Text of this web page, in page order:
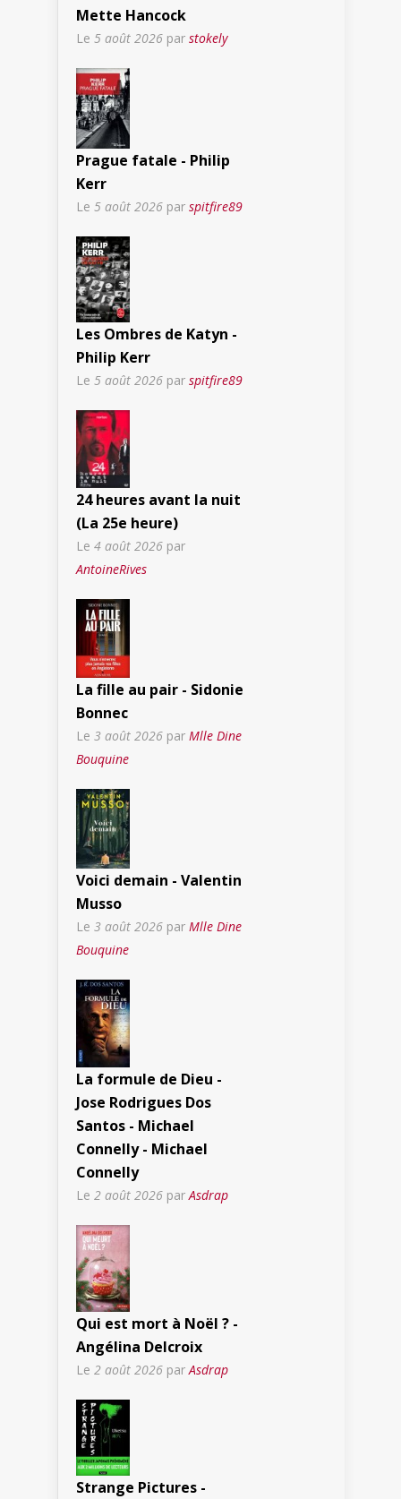
Mette Hancock
Le 5 août 2026 par stokely
Prague fatale - Philip
Kerr
Le 5 août 2026 par spitfire89
Les Ombres de Katyn -
Philip Kerr
Le 5 août 2026 par spitfire89
24 heures avant la nuit
(La 25e heure)
Le 4 août 2026 par
AntoineRives
La fille au pair - Sidonie
Bonnec
Le 3 août 2026 par Mlle Dine
Bouquine
Voici demain - Valentin
Musso
Le 3 août 2026 par Mlle Dine
Bouquine
La formule de Dieu -
Jose Rodrigues Dos
Santos - Michael
Connelly - Michael
Connelly
Le 2 août 2026 parAsdrap
Qui est mort à Noël ? -
Angélina Delcroix
Le 2 août 2026 par Asdrap
Strange Pictures -